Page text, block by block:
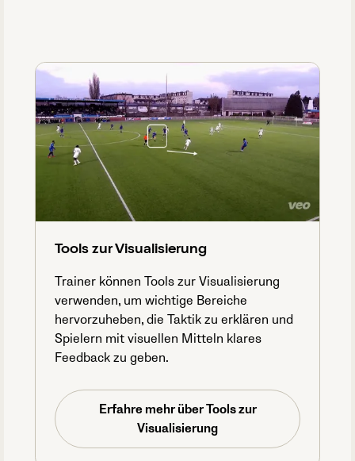
Tools zur Visualisierung
Trainer können Tools zur Visualisierung
verwenden, um wichtige Bereiche
hervorzuheben, die Taktik zu erklären und
Spielern mit visuellen Mitteln klares
Feedback zu geben.
Erfahre mehr über Tools zur
Visualisierung